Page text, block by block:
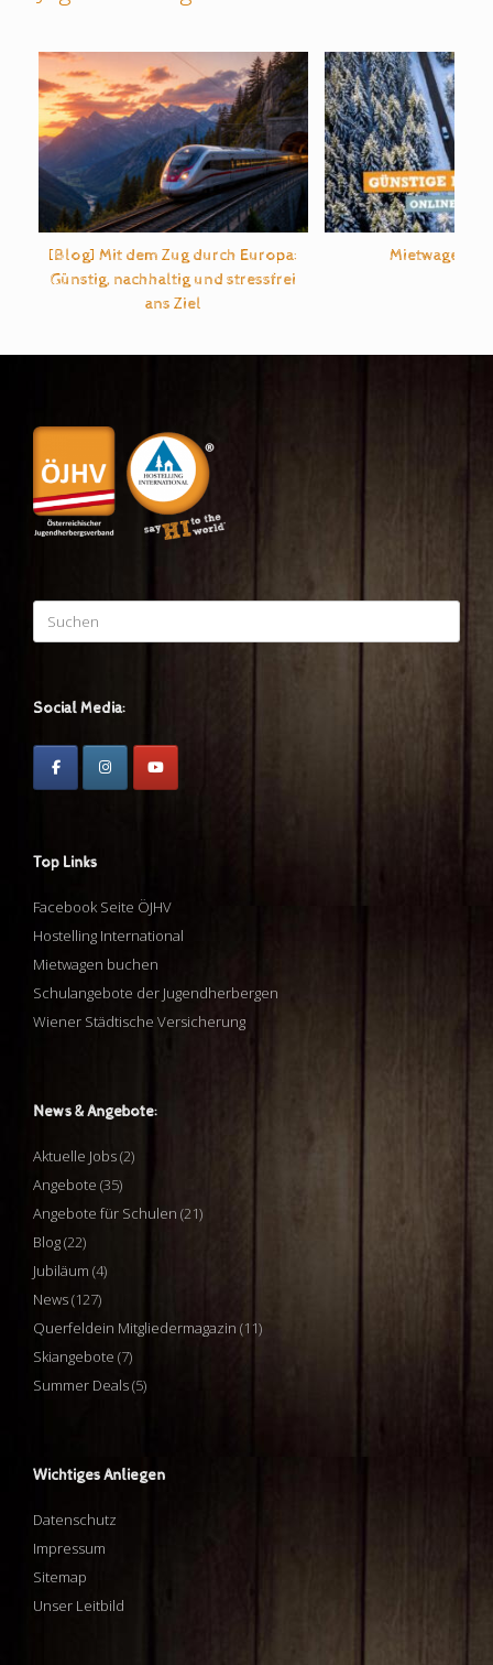
[Blog] Mit dem Zug durch Europa:
Günstig, nachhaltig und stressfrei
ans Ziel
Mietwagen
nach:
Social Media:
Top Links
Facebook Seite ÖJHV
Hostelling International
Mietwagen buchen
Schulangebote der Jugendherbergen
Wiener Städtische Versicherung
News & Angebote:
Aktuelle Jobs(2)
Angebote (35)
Angebote für Schulen (21)
Blog(22)
Jubiläum (4)
News(127)
Querfeldein Mitgliedermagazin (11)
Skiangebote (7)
Summer Deals(5)
Wichtiges Anliegen
Datenschutz
Impressum
Sitemap
Unser Leitbild